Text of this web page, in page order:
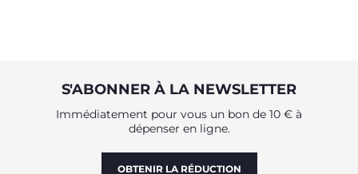
S'ABONNER À LA NEWSLETTER
Immédiatement pour vous un bon de 10 € à
dépenser en ligne.
OBTENIR LA RÉDUCTION